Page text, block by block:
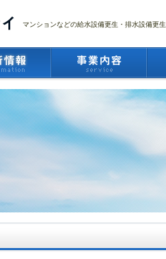
マンションなどの給水設備更生・排水設備更